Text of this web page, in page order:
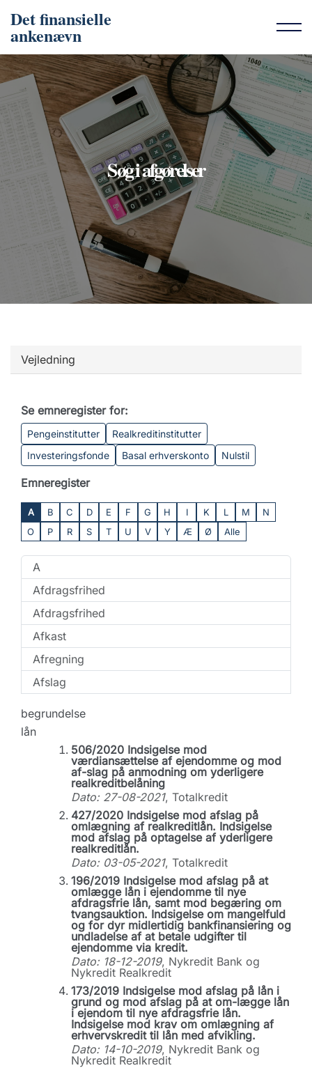
Det finansielle
ankenævn
Søg i afgørelser
Vejledning
Se emneregister for:
Pengeinstitutter
Realkreditinstitutter
Investeringsfonde
Basal erhverskonto Nulstil
Emneregister
A B C D E F G H I K L M
N
O
P R S T U V Y Æ Ø Alle
A
Afdragsfrihed
Afdragsfrihed
Afkast
Afregning
Afslag
begrundelse
lån
506/2020 Indsigelse mod
værdiansættelse af ejendomme og mod
af-slag på anmodning om yderligere
realkreditbelåning
Dato: 27-08-2021, Totalkredit
427/2020 Indsigelse mod afslag på
omlægning af realkreditlån. Indsigelse
mod afslag på optagelse af yderligere
realkreditlån.
Dato: 03-05-2021, Totalkredit
196/2019 Indsigelse mod afslag på at
omlægge lån i ejendomme til nye
afdragsfrie lån, samt mod begæring om
tvangsauktion. Indsigelse om mangelfuld
og for dyr midlertidig bankfinansiering og
undladelse af at betale udgifter til
ejendomme via kredit.
Dato: 18-12-2019, Nykredit Bank og
Nykredit Realkredit
173/2019 Indsigelse mod afslag på lån i
grund og mod afslag på at om-lægge lån
i ejendom til nye afdragsfrie lån.
Indsigelse mod krav om omlægning af
erhvervskredit til lån med afvikling.
Dato: 14-10-2019, Nykredit Bank og
Nykredit Realkredit